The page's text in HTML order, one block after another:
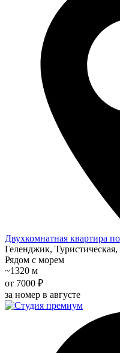
Двухкомнатная квартира
Геленджик, Туристическая,
Рядом с морем
~1320 м
от 7000 ₽
за номер в августе